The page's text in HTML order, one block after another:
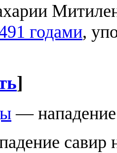
годами,
]
—
савир